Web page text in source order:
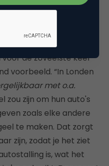
rare ideeën voor te
deze te vertalen naar
denktrant.”
de zoveelste keer
voorbeeld. “In Londen
met o.a.
zou zijn om hun auto's
zoals elke andere
te maken. Dat zorgt
zijn, zodat je het ziet
is, wat het